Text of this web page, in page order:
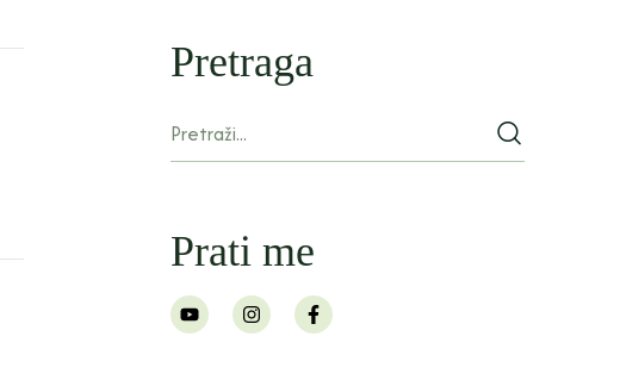
Pretraga
Prati me